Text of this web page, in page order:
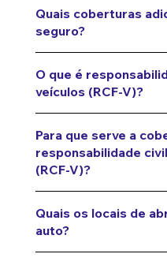
Quais coberturas
seguro?
O que é
veículos (RCF-V)?
Para que serve a
responsabilidade
(RCF-V)?
Quais os locais de
auto?